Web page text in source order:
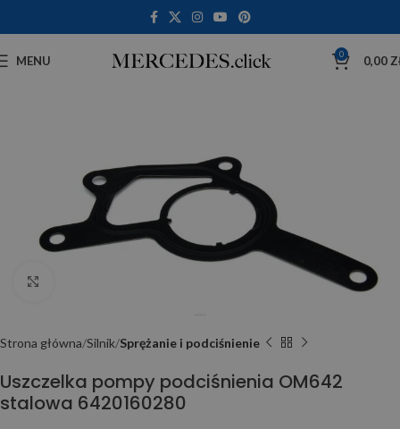
MENU 0 0,00
Strona główna Silnik Sprężanie i podciśnienie
Uszczelka pompy podciśnienia OM642
stalowa 6420160280